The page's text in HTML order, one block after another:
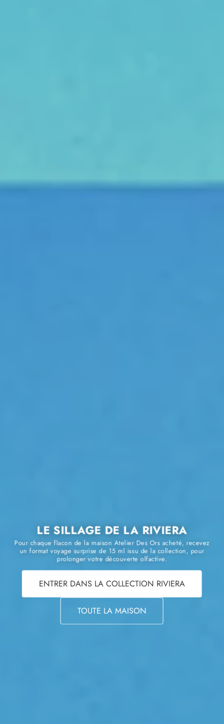
LE SILLAGE DE LA RIVIERA
Pour chaque flacon de la maison Atelier Des Ors acheté, recevez
un format voyage surprise de 15 ml issu de la collection, pour
prolonger votre découverte olfactive.
ENTRER DANS LA COLLECTION RIVIERA
TOUTE LA MAISON